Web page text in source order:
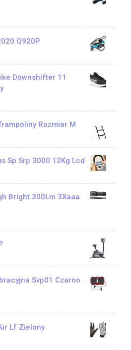
Q920P
Downshifter 11
Rozmiar M
Sp Srp 3000 12Kg Lcd
Bright 300Lm 3Xaaa
Svp01 Czarno
Lf Zielony